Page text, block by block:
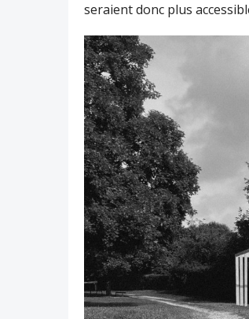
seraient donc plus